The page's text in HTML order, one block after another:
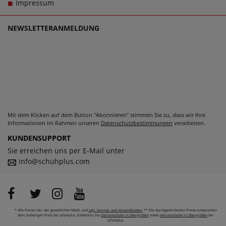
echten Trageerlebnis werden.
Impressum
NEWSLETTERANMELDUNG
Mit dem Klicken auf dem Button "Abonnieren" stimmen Sie zu, dass wir Ihre
Informationen im Rahmen unseren Datenschutzbestimmungen verarbeiten.
KUNDENSUPPORT
Sie erreichen uns per E-Mail unter
info@schuhplus.com
* Alle Preise inkl. der gesetzlichen MwSt. und zzgl. Service- und Versandkosten. ** Die durchgestrichenen Preise entsprechen
dem bisherigen Preis bei schuhplus. Entdecken Sie Damenschuhe in Übergrößen sowie Herrenschuhe in Übergrößen bei
schuhplus.